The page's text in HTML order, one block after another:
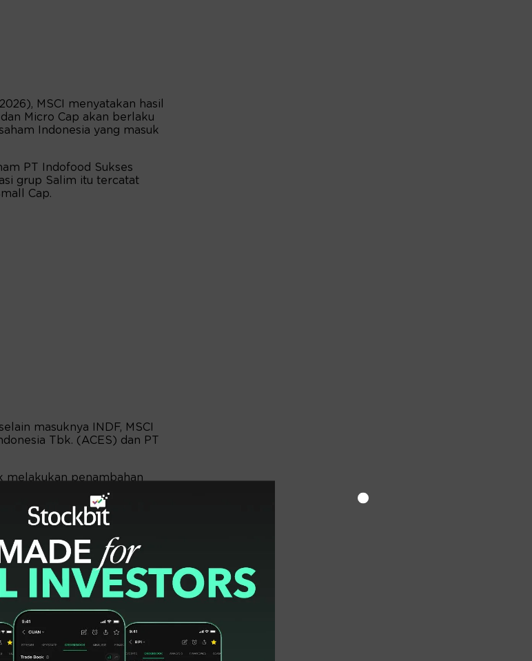
MSCI menyatakan hasil
Micro Cap akan berlaku
Indonesia yang masuk
PT Indofood Sukses
grup Salim itu tercatat
Cap.
masuknya INDF, MSCI
Tbk. (ACES) dan PT
melakukan penambahan
perlakuan sementara
pengurangan atau
baru.